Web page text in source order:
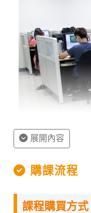
展開內容
購課流程
課程購買方式